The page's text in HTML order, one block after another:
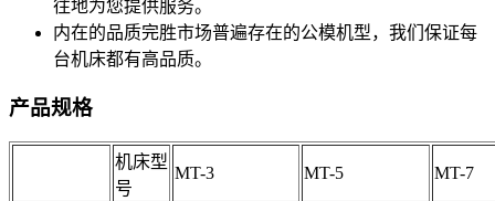
往地为您提供服务。
内在的品质完胜市场普遍存在的公模机型，我们保证每
台机床都有高品质。
产品规格
机床型
号
MT-3 MT-5 MT-7